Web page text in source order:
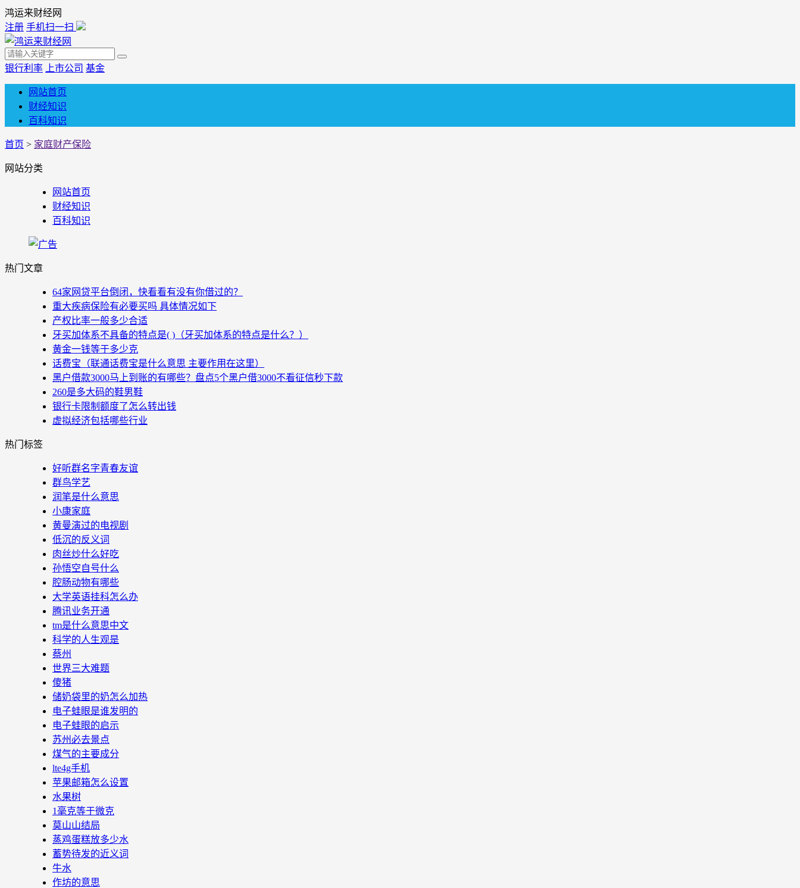
鸿运来财经网
注册 手机扫一扫
银行利率 上市公司 基金
网站首页
财经知识
百科知识
首页 > 家庭财产保险
网站分类
网站首页
财经知识
百科知识
热门文章
64家网贷平台倒闭，快看看有没有你借过的？
重大疾病保险有必要买吗 具体情况如下
产权比率一般多少合适
牙买加体系不具备的特点是( )（牙买加体系的特点是什么？）
黄金一钱等于多少克
话费宝（联通话费宝是什么意思 主要作用在这里）
黑户借款3000马上到账的有哪些？盘点5个黑户借3000不看征信秒下款
260是多大码的鞋男鞋
银行卡限制额度了怎么转出钱
虚拟经济包括哪些行业
热门标签
好听群名字青春友谊
群鸟学艺
润笔是什么意思
小康家庭
黄曼演过的电视剧
低沉的反义词
肉丝炒什么好吃
孙悟空自号什么
腔肠动物有哪些
大学英语挂科怎么办
腾讯业务开通
tm是什么意思中文
科学的人生观是
蔡州
世界三大难题
傻猪
储奶袋里的奶怎么加热
电子蛙眼是谁发明的
电子蛙眼的启示
苏州必去景点
煤气的主要成分
lte4g手机
苹果邮箱怎么设置
水果树
1毫克等于微克
莫山山结局
蒸鸡蛋糕放多少水
蓄势待发的近义词
牛水
作坊的意思